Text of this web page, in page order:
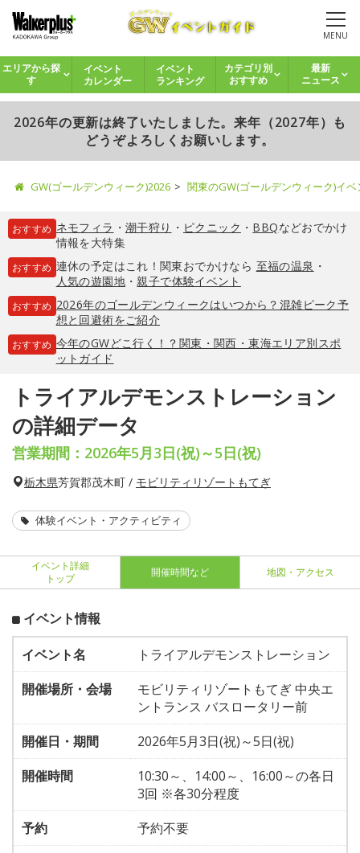
MENU
エリアから探
す
イベント
カレンダー
イベント
ランキング
カテゴリ別
おすすめ
最新
ニュース
2026年の更新は終了いたしました。来年（2027年）も
どうぞよろしくお願いします。
GW(ゴールデンウィーク)2026 関東のGW(ゴールデンウィーク)イ
おすすめ ネモフィラ ・ 潮干狩り ・ ピクニック ・ BBQなどおでかけ
情報を大特集
おすすめ 連休の予定はこれ！関東おでかけなら 至福の温泉 ・
人気の遊園地・親子で体験イベント
おすすめ 2026年のゴールデンウィークはいつから？混雑ピーク予
想と回避術をご紹介
おすすめ 今年のGWどこ行く！？関東・関西・東海エリア別スポ
ットガイド
トライアルデモンストレーション
の詳細データ
営業期間：2026年5月3日(祝)～5日(祝)
栃木県芳賀郡茂木町 / モビリティリゾートもてぎ
体験イベント・アクティビティ
イベント詳細
トップ
開催時間など 地図・アクセス
イベント情報
イベント名
トライアルデモンストレーション
開催場所・会場
モビリティリゾートもてぎ 中央エ
ントランス バスロータリー前
開催日・期間
2026年5月3日(祝)～5日(祝)
開催時間
10:30～、14:00～、16:00～の各日
3回 ※各30分程度
予約
予約不要